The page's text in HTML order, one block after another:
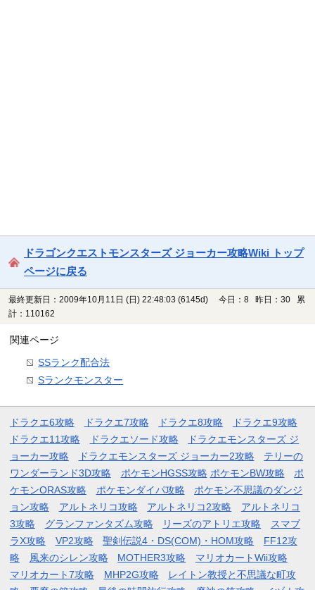
ドラゴンクエストモンスターズ ジョーカー攻略Wiki トップ
ページに戻る
最終更新日：2009年10月11日 (日) 22:48:03 (6145d)
今日：8 昨日：30 累
計：110162
関連ページ
SSランク配合法
Sランクモンスター
ドラクエ6攻略 ドラクエ7攻略 ドラクエ8攻略
ドラクエ9攻略
ドラクエ11攻略
ドラクエソード攻略
ドラクエモンスターズ ジ
ョーカー攻略
ドラクエモンスターズ ジョーカー2攻略
テリーの
ワンダーランド3D攻略
ポケモンHGSS攻略 ポケモンBW攻略
ポ
ケモンORAS攻略
ポケモンダイパ攻略
ポケモン不思議のダンジ
ョン攻略
アルトネリコ攻略 アルトネリコ2攻略
アルトネリコ
3攻略
グランファンタズム攻略 リーズのアトリエ攻略
スマブ
ラX攻略
VP2攻略 聖剣伝説4・DS(COM)・HOM攻略
FF12攻
略
風来のシレン攻略 MOTHER3攻略
マリオカートWii攻略
マリオカート7攻略
MHP2G攻略
レイトン教授と不思議な町攻